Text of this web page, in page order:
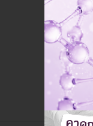
แอดมิ